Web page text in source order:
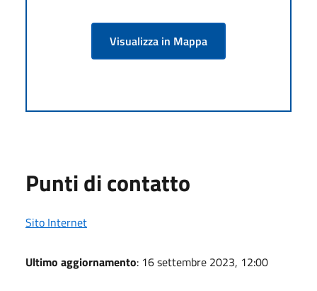
Visualizza in Mappa
Punti di contatto
Sito Internet
Ultimo aggiornamento: 16 settembre 2023, 12:00